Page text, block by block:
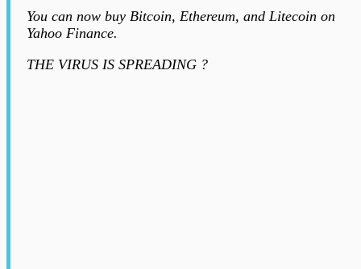
You can now buy Bitcoin, Ethereum, and Litecoin on
Yahoo Finance.
THE VIRUS IS SPREADING ?